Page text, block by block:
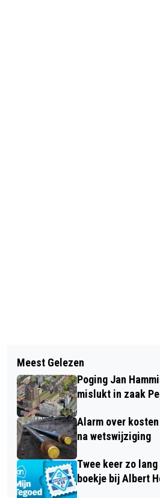
ZES FRACTIES WILLEN
NAAR BUITEN DE
EBS
AFVALBRENGSTATION
ZAANDAM GESLOOPT
NIEUWBOUW:
Meest Gelezen
Poging Jan
mislukt in zaak
Alarm over
na wetswijziging
Twee keer zo
boekje bij Albert